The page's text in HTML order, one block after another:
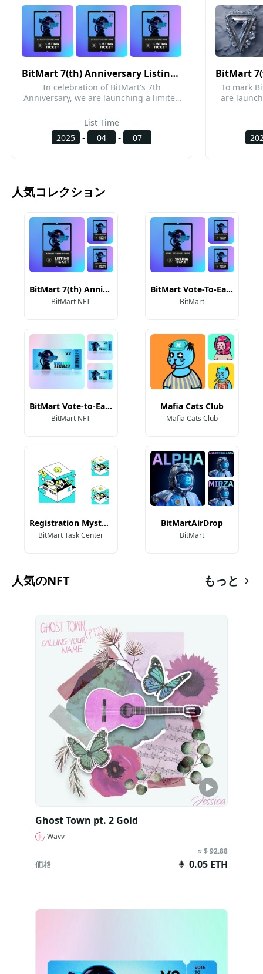
BitMart 7(th) Anniversary Listing NFT
In celebration of BitMart's 7th
Anniversary, we are launching a limited
teams can not only secure a listing on
BitMart at a discounted price (with
listings required before June 30, 2025),
promotion services as the full-price
providing a dedicated manager to offer
listing process. For more details, please
refer to our official announcement:
https://bitmart.zendesk.com/hc/en-
us/articles/35268290082843.
List Time
2025
- 04 - 07
To mark
are
journey
release,
人気コレクション
BitMart 7(th) Anniversary Listing NFT
BitMart NFT
BitMart Vote-To-Earn NFT
BitMart
BitMart Vote-to-Earn II NFT
BitMart NFT
Mafia Cats Club
Mafia Cats Club
Registration Mystery Box
BitMart Task Center
BitMartAirDrop
BitMart
人気のNFT もっと 
Ghost Town pt. 2 Gold
Wavv
≈ $ 92.88
価格 0.05 ETH